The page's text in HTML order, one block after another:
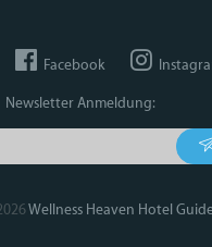
Facebook
Newsletter Anmeldung:
Wellness Heaven Hotel